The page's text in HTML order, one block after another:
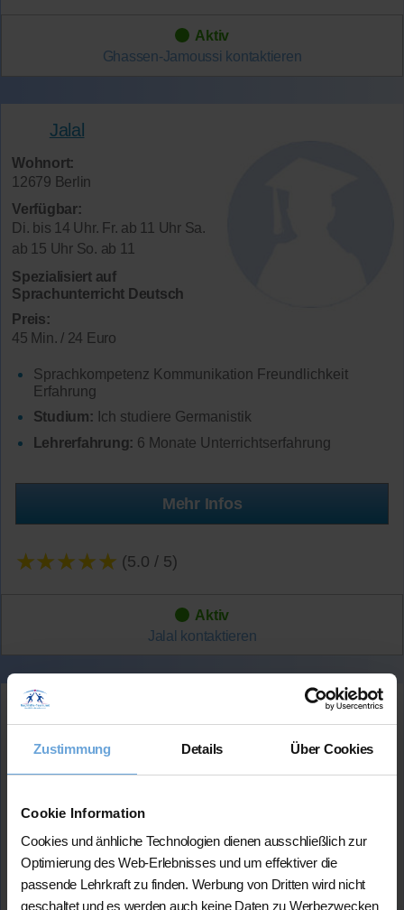
Zustimmung Details Über Cookies
Cookie Information
Cookies und änhliche Technologien dienen ausschließlich zur
Optimierung des Web-Erlebnisses und um effektiver die
passende Lehrkraft zu finden. Werbung von Dritten wird nicht
geschaltet und es werden auch keine Daten zu Werbezwecken
Aktiv
Ghassen-Jamoussi kontaktieren
Jalal
Wohnort:
12679 Berlin
Verfügbar:
Di. bis 14 Uhr. Fr. ab 11 Uhr Sa.
ab 15 Uhr So. ab 11
Spezialisiert auf
Sprachunterricht Deutsch
Preis:
45 Min. / 24 Euro
Sprachkompetenz Kommunikation Freundlichkeit
Erfahrung
Studium: Ich studiere Germanistik
Lehrerfahrung: 6 Monate Unterrichtserfahrung
Mehr Infos
★★★★★ (5.0 / 5)
Aktiv
Jalal
kontaktieren
Leonardo
Wohnort:
Mo. Di. Mit. Don. Fr. und Son. ab
Sprachen:
Sprachunterricht Spanisch (für
Anfänger & Fortgeschrittene)